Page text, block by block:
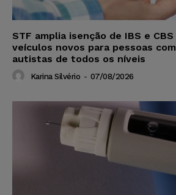
STF amplia isenção de IBS e
veículos novos para pessoas
autistas de todos os níveis
Karina Silvério - 07/08/2026